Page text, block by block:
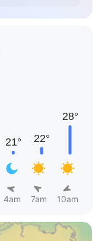
4am 7am 10am